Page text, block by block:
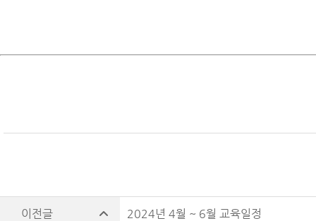
2024년 4월 ~ 6월 교육일정